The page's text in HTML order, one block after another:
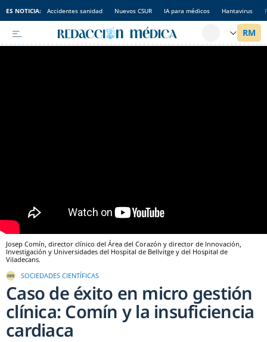
ES NOTICIA: Accidentes sanidad Nuevos CSUR IA para médicos Hantavirus
Josep Comín, director clínico del Área del Corazón y director de Innovación,
Investigación y Universidades del Hospital de Bellvitge y del Hospital de
Viladecans.
SOCIEDADES CIENTÍFICAS
Caso de éxito en micro gestión
clínica: Comín y la insuficiencia
cardiaca